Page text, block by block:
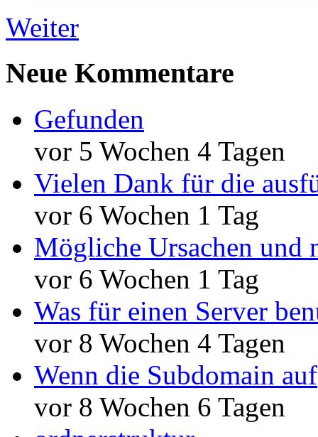
Weiter
Neue Kommentare
Gefunden
vor 5 Wochen 4 Tagen
Vielen Dank für die
vor 6 Wochen 1 Tag
Mögliche Ursachen und
vor 6 Wochen 1 Tag
Was für einen Server
vor 8 Wochen 4 Tagen
Wenn die Subdomain auf
vor 8 Wochen 6 Tagen